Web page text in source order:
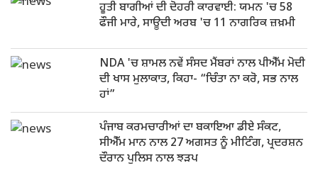
ਹੂਤੀ ਬਾਗੀਆਂ ਦੀ ਦੋਹਰੀ ਕਾਰਵਾਈ: ਯਮਨ 'ਚ 58
ਫੌਜੀ ਮਾਰੇ, ਸਾਊਦੀ ਅਰਬ 'ਚ 11 ਨਾਗਰਿਕ ਜ਼ਖ਼ਮੀ
NDA 'ਚ ਸ਼ਾਮਲ ਨਵੇਂ ਸੰਸਦ ਮੈਂਬਰਾਂ ਨਾਲ ਪੀਐੱਮ ਮੋਦੀ
ਦੀ ਖਾਸ ਮੁਲਾਕਾਤ, ਕਿਹਾ- “ਚਿੰਤਾ ਨਾ ਕਰੋ, ਸਭ ਨਾਲ
ਹਾਂ”
ਪੰਜਾਬ ਕਰਮਚਾਰੀਆਂ ਦਾ ਬਕਾਇਆ ਡੀਏ ਸੰਕਟ,
ਸੀਐੱਮ ਮਾਨ ਨਾਲ 27 ਅਗਸਤ ਨੂੰ ਮੀਟਿੰਗ, ਪ੍ਰਦਰਸ਼ਨ
ਦੌਰਾਨ ਪੁਲਿਸ ਨਾਲ ਝੜਪ